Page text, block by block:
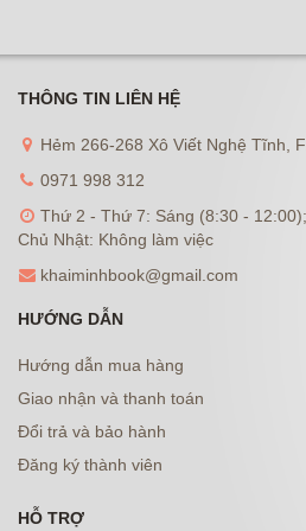
THÔNG TIN LIÊN HỆ
Hẻm 266-268 Xô Viết Nghệ Tĩnh,
0971 998 312
Thứ 2 - Thứ 7: Sáng (8:30 -
Chủ Nhật: Không làm việc
khaiminhbook@gmail.com
HƯỚNG DẪN
Hướng dẫn mua hàng
Giao nhận và thanh toán
Đổi trả và bảo hành
Đăng ký thành viên
HỖ TRỢ